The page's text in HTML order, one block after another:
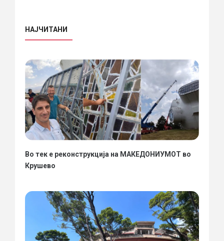
НАЈЧИТАНИ
Во тек е реконструкција на МАКЕДОНИУМОТ во
Крушево